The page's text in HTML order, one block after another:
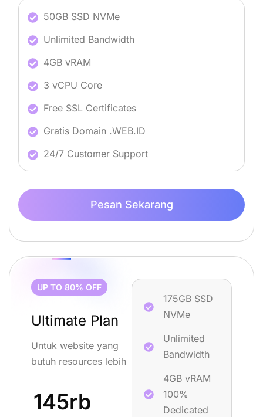
50GB SSD NVMe
Unlimited Bandwidth
4GB vRAM
3 vCPU Core
Free SSL Certificates
Gratis Domain .WEB.ID
24/7 Customer Support
Pesan Sekarang
Ultimate Plan
Untuk website yang
butuh resources lebih
145rb
UP TO 80% OFF
175GB SSD
NVMe
Unlimited
Bandwidth
4GB vRAM
100%
Dedicated